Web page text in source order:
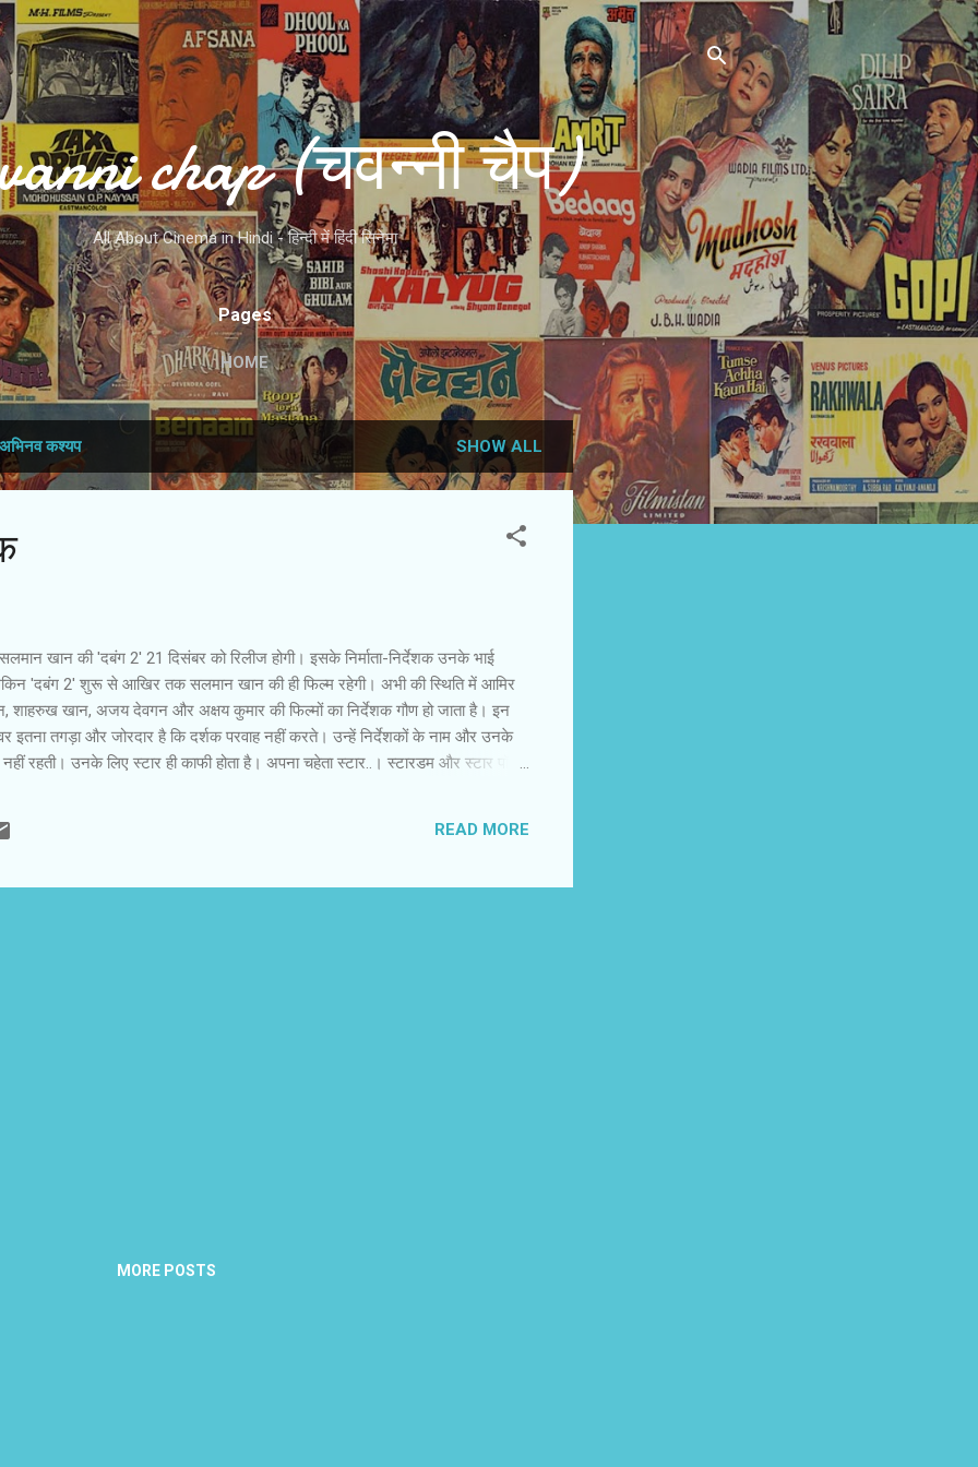
Skip to main content
chap (चवन्नी चैप)
All About Cinema in Hindi - हिन्दी में हिंदी सिनेमा
Pages
HOME
अभिनव कश्‍यप SHOW ALL
खान की 'दबंग 2' 21 दिसंबर को रिलीज होगी। इसके निर्माता-निर्देशक उनके भाई
'दबंग 2' शुरू से आखिर तक सलमान खान की ही फिल्म रहेगी। अभी की स्थिति में आमिर
शाहरुख खान, अजय देवगन और अक्षय कुमार की फिल्मों का निर्देशक गौण हो जाता है। इन
इतना तगड़ा और जोरदार है कि दर्शक परवाह नहीं करते। उन्हें निर्देशकों के नाम और उनके
रहती। उनके लिए स्टार ही काफी होता है। अपना चहेता स्टार..। स्टारडम और स्टार पॉवर
में यह दांव कुछ बड़ा और जोखिमपूर्ण हो गया है। 'दबंग' के लगभग दो साल बाद आ रही 'दबंग
READ MORE
MORE POSTS